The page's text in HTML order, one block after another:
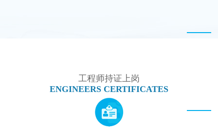
工程师持证上岗
ENGINEERS CERTIFICATES